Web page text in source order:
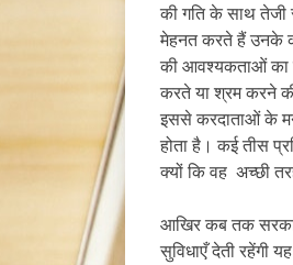
की गति के साथ तेजी
मेहनत करते हैं उनके
की आवश्यकताओं का
करते या श्रम करने
इससे करदाताओं के
होता है। कई तीस
क्यों कि वह अच्छी
आखिर कब तक
सुविधाएँ देती रहेंगी